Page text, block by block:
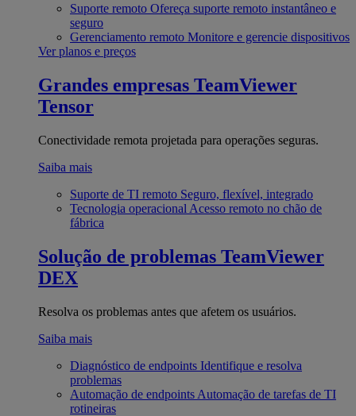
Suporte remoto Ofereça suporte remoto instantâneo e
seguro
Gerenciamento remoto Monitore e gerencie dispositivos
Ver planos e preços
Grandes empresas TeamViewer
Tensor
Conectividade remota projetada para operações seguras.
Saiba mais
Suporte de TI remoto Seguro, flexível, integrado
Tecnologia operacional Acesso remoto no chão de
fábrica
Solução de problemas TeamViewer
DEX
Resolva os problemas antes que afetem os usuários.
Saiba mais
Diagnóstico de endpoints Identifique e resolva
problemas
Automação de endpoints Automação de tarefas de TI
rotineiras